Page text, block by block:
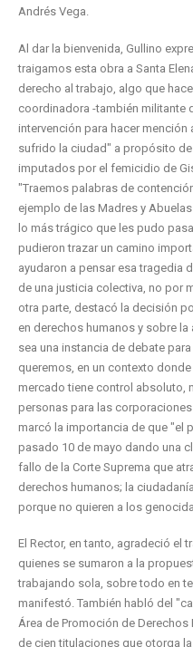
Andrés Vega.
Al dar la bienvenida, Gullino
traigamos esta obra a Santa
derecho al trabajo, algo que
coordinadora -también militante
intervención para hacer
sufrido la ciudad" a propósito
imputados por el femicidio de
"Traemos palabras de
ejemplo de las Madres y
lo más trágico que les pudo
pudieron trazar un camino
ayudaron a pensar esa tragedia
de una justicia colectiva, no por
otra parte, destacó la decisión
en derechos humanos y sobre
sea una instancia de debate
queremos, en un contexto
mercado tiene control absoluto,
personas para las
marcó la importancia de que "el
pasado 10 de mayo dando una
fallo de la Corte Suprema que
derechos humanos; la
porque no quieren a los
El Rector, en tanto, agradeció el
quienes se sumaron a la
trabajando sola, sobre todo en
manifestó. También habló del
Área de Promoción de
de cien titulaciones que otorga